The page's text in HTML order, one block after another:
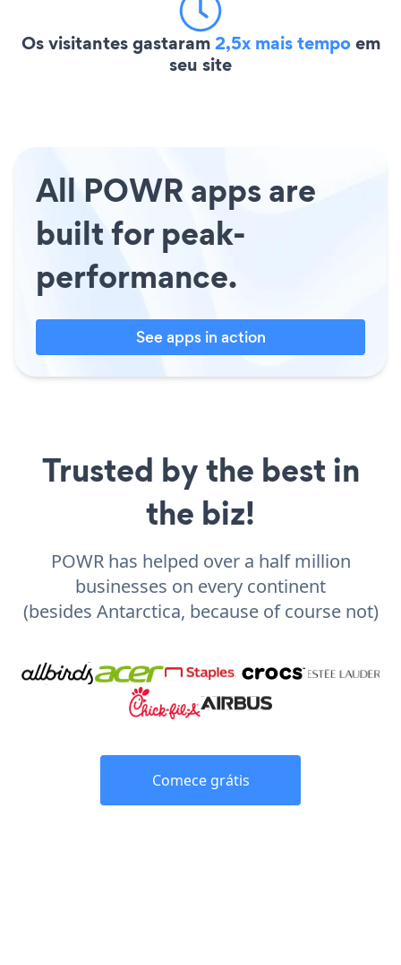
Os visitantes gastaram2,5x mais tempoem
seu site
All POWR apps are
built for peak-
performance.
See apps in action
Trusted by the best in
the biz!
POWR has helped over a half million
businesses on every continent
(besides Antarctica, because of course not)
Comece grátis